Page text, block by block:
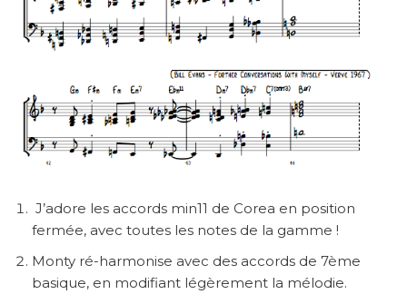
J’adore les accords min11 de Corea en position
fermée, avec toutes les notes de la gamme !
Monty ré-harmonise avec des accords de 7ème
basique, en modifiant légèrement la mélodie.